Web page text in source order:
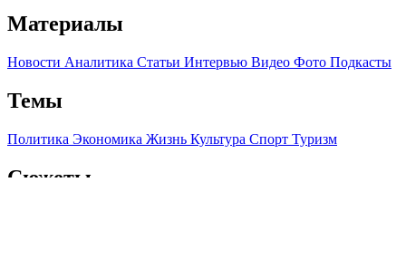
Материалы
Новости Аналитика Статьи Интервью Видео Фото Подкасты
Темы
Политика Экономика Жизнь Культура Спорт Туризм
Сюжеты